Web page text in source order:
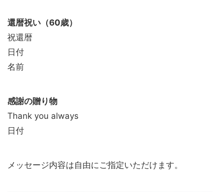
還暦祝い（60歳）
祝還暦
日付
名前
感謝の贈り物
Thank you always
日付
メッセージ内容は自由にご指定いただけます。